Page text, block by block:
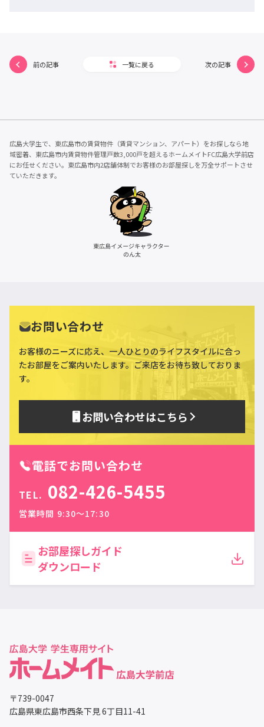
前の記事 一覧に戻る 次の記事
広島大学生で、東広島市の賃貸物件（賃貸マンション、アパート）をお探しなら地
域密着、東広島市内賃貸物件管理戸数3,000戸を超えるホームメイトFC広島大学前店
にお任せください。東広島市内2店舗体制でお客様のお部屋探しを万全サポートさせ
ていただきます。
お問い合わせ
お客様のニーズに応え、一人ひとりのライフスタイルに合っ
たお部屋をご案内いたします。ご来店をお待ち致しておりま
す。
お問い合わせはこちら
電話でお問い合わせ
TEL. 082-426-5455
営業時間 9:30〜17:30
お部屋探しガイド
ダウンロード
〒739-0047
広島県東広島市西条下見 6丁目11-41